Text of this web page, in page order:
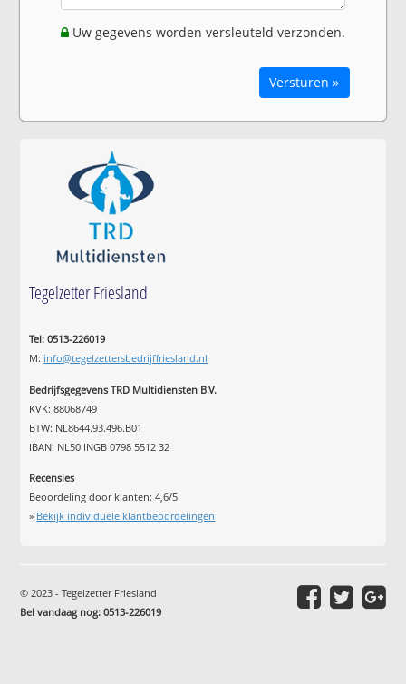
Uw gegevens worden versleuteld verzonden.
Versturen »
Tegelzetter Friesland
Tel: 0513-226019
M: info@tegelzettersbedrijffriesland.nl
Bedrijfsgegevens TRD Multidiensten B.V.
KVK: 88068749
BTW: NL8644.93.496.B01
IBAN: NL50 INGB 0798 5512 32
Recensies
Beoordeling door klanten:4,6/5
» Bekijk individuele klantbeoordelingen
© 2023 - Tegelzetter Friesland
Bel vandaag nog: 0513-226019